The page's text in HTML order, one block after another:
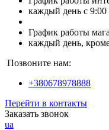
каждый день с 9:00
График работы
каждый день,
Позвоните нам:
+380678978888
Перейти в контакты
Заказать звонок
ua